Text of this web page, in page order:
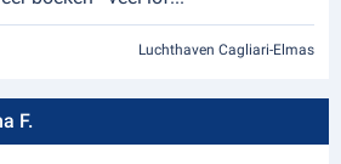
Luchthaven Cagliari-Elmas
F.